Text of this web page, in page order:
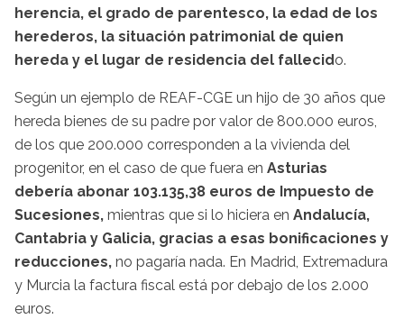
herencia, el grado de parentesco, la edad de los
herederos, la situación patrimonial de quien
hereda y el lugar de residencia del fallecido.
Según un ejemplo de REAF-CGE un hijo de 30 años que
hereda bienes de su padre por valor de 800.000 euros,
de los que 200.000 corresponden a la vivienda del
progenitor, en el caso de que fuera en Asturias
debería abonar 103.135,38 euros de Impuesto de
Sucesiones, mientras que si lo hiciera en Andalucía,
Cantabria y Galicia, gracias a esas bonificaciones y
reducciones, no pagaría nada. En Madrid, Extremadura
y Murcia la factura fiscal está por debajo de los 2.000
euros.